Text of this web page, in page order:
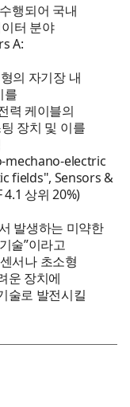
행되어 국내
터 분야
A:
의 자기장 내
를
력 케이블의
장치 및 이를
electric
fields", Sensors &
상위 20%)
발생하는 미약한
술”이라고
서나 초소형
운 장치에
술로 발전시킬